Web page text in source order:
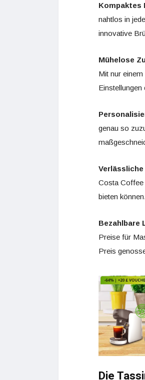
Kompaktes
nahtlos in
innovative
Mühelose
Mit nur
genau so
Costa Coffee
bieten können.
Bezahlbare
Preise für
Preis
Die